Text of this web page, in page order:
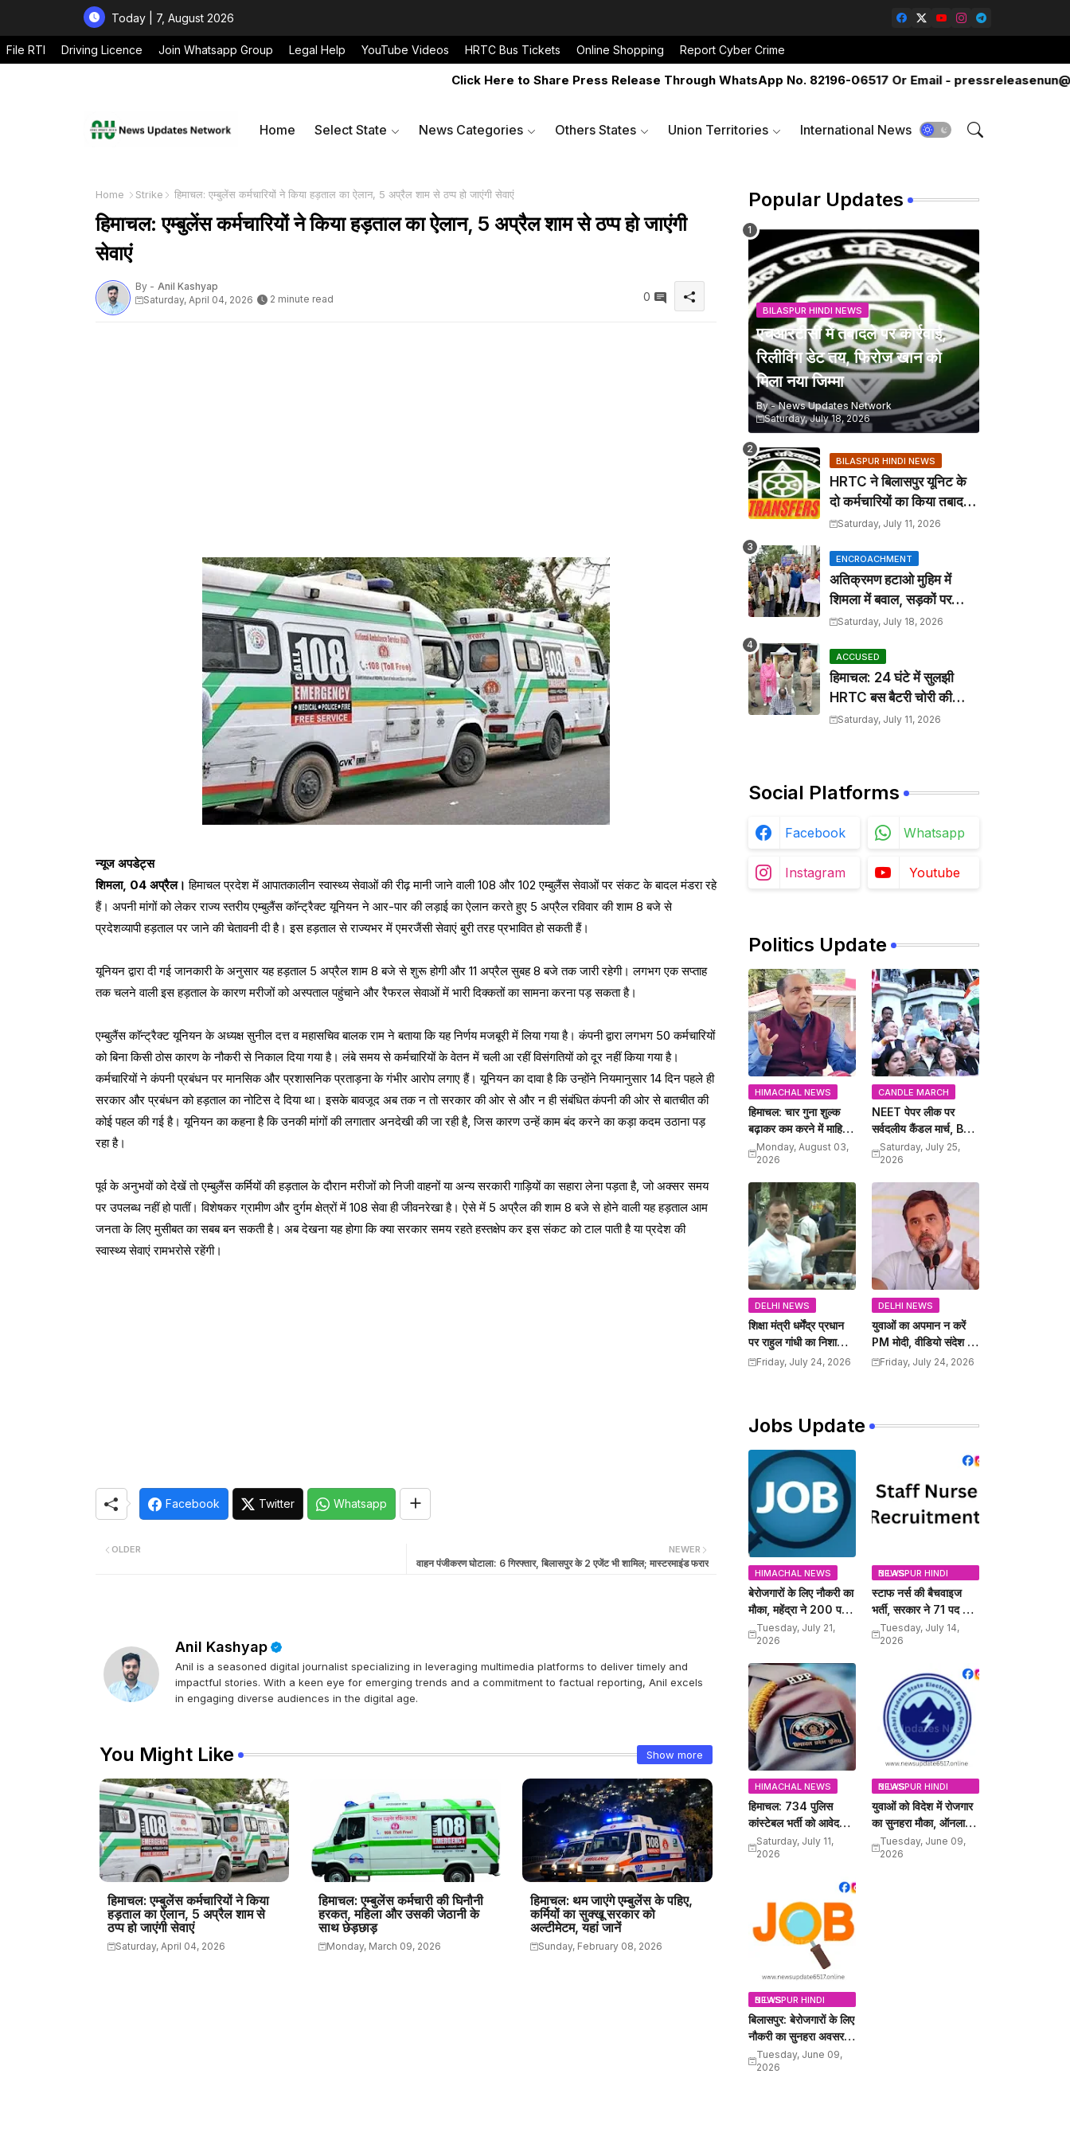
Today | 7, August 2026
File RTI Driving Licence Join Whatsapp Group Legal Help YouTube Videos HRTC Bus Tickets Online Shopping Report Cyber Crime
Click Here to Share Press Release Through WhatsApp No. 82196-06517 Or Email -
Home Select State News Categories Others States Union Territories International News
Home Strike हिमाचल: एम्बुलेंस कर्मचारियों ने किया हड़ताल का ऐलान, 5 अप्रैल शाम से ठप्प हो जाएंगी सेवाएं
हिमाचल: एम्बुलेंस कर्मचारियों ने किया हड़ताल का ऐलान, 5 अप्रैल शाम से ठप्प हो जाएंगी
सेवाएं
By - Anil Kashyap
Saturday, April 04, 2026
2 minute read 0
न्यूज अपडेट्स
शिमला, 04 अप्रैल।हिमाचल प्रदेश में आपातकालीन स्वास्थ्य सेवाओं की रीढ़ मानी जाने वाली 108 और 102 एम्बुलैंस सेवाओं पर संकट के बादल मंडरा रहे
हैं। अपनी मांगों को लेकर राज्य स्तरीय एम्बुलैंस काॅन्ट्रैक्ट यूनियन ने आर-पार की लड़ाई का ऐलान करते हुए 5 अप्रैल रविवार की शाम 8 बजे से
प्रदेशव्यापी हड़ताल पर जाने की चेतावनी दी है। इस हड़ताल से राज्यभर में एमरजैंसी सेवाएं बुरी तरह प्रभावित हो सकती हैं।
यूनियन द्वारा दी गई जानकारी के अनुसार यह हड़ताल 5 अप्रैल शाम 8 बजे से शुरू होगी और 11 अप्रैल सुबह 8 बजे तक जारी रहेगी। लगभग एक सप्ताह
तक चलने वाली इस हड़ताल के कारण मरीजों को अस्पताल पहुंचाने और रैफरल सेवाओं में भारी दिक्कतों का सामना करना पड़ सकता है।
एम्बुलैंस काॅन्ट्रैक्ट यूनियन के अध्यक्ष सुनील दत्त व महासचिव बालक राम ने बताया कि यह निर्णय मजबूरी में लिया गया है। कंपनी द्वारा लगभग 50 कर्मचारियों
को बिना किसी ठोस कारण के नौकरी से निकाल दिया गया है। लंबे समय से कर्मचारियों के वेतन में चली आ रहीं विसंगतियों को दूर नहीं किया गया है।
कर्मचारियों ने कंपनी प्रबंधन पर मानसिक और प्रशासनिक प्रताड़ना के गंभीर आरोप लगाए हैं। यूनियन का दावा है कि उन्होंने नियमानुसार 14 दिन पहले ही
सरकार और प्रबंधन को हड़ताल का नोटिस दे दिया था। इसके बावजूद अब तक न तो सरकार की ओर से और न ही संबंधित कंपनी की ओर से बातचीत की
कोई पहल की गई है। यूनियन का कहना है कि उनकी मांगों की लगातार अनदेखी की जा रही है, जिस कारण उन्हें काम बंद करने का कड़ा कदम उठाना पड़
रहा है।
पूर्व के अनुभवों को देखें तो एम्बुलैंस कर्मियों की हड़ताल के दौरान मरीजों को निजी वाहनों या अन्य सरकारी गाड़ियों का सहारा लेना पड़ता है, जो अक्सर समय
पर उपलब्ध नहीं हो पातीं। विशेषकर ग्रामीण और दुर्गम क्षेत्रों में 108 सेवा ही जीवनरेखा है। ऐसे में 5 अप्रैल की शाम 8 बजे से होने वाली यह हड़ताल आम
जनता के लिए मुसीबत का सबब बन सकती है। अब देखना यह होगा कि क्या सरकार समय रहते हस्तक्षेप कर इस संकट को टाल पाती है या प्रदेश की
स्वास्थ्य सेवाएं रामभरोसे रहेंगी।
Facebook Twitter Whatsapp
NEWER
वाहन पंजीकरण घोटाला: 6 गिरफ्तार, बिलासपुर के 2 एजेंट भी शामिल; मास्टरमाइंड फरार
OLDER
Anil Kashyap
Anil is a seasoned digital journalist specializing in leveraging multimedia platforms to deliver timely and
impactful stories. With a keen eye for emerging trends and a commitment to factual reporting, Anil excels
in engaging diverse audiences in the digital age.
You Might Like Show more
हिमाचल: एम्बुलेंस कर्मचारियों ने किया
हड़ताल का ऐलान, 5 अप्रैल शाम से
ठप्प हो जाएंगी सेवाएं
Saturday, April 04, 2026
हिमाचल: एम्बुलेंस कर्मचारी की घिनौनी
हरकत, महिला और उसकी जेठानी के
साथ छेड़छाड़
Monday, March 09, 2026
हिमाचल: थम जाएंगे एम्बुलेंस के पहिए,
कर्मियों का सुक्खू सरकार को
अल्टीमेटम, यहां जानें
Sunday, February 08, 2026
Popular Updates
BILASPUR HINDI NEWS
एचआरटीसी में तबादले पर कार्रवाई,
रिलीविंग डेट तय, फिरोज खान को
मिला नया जिम्मा
By - News Updates Network
Saturday, July 18, 2026
BILASPUR HINDI NEWS
HRTC ने बिलासपुर यूनिट के
दो कर्मचारियों का किया तबादला,
कार्यालय आदेश जारी
Saturday, July 11, 2026
ENCROACHMENT
अतिक्रमण हटाओ मुहिम में
शिमला में बवाल, सड़कों पर
कटोरा लेकर उतरे तहबाजारी
Saturday, July 18, 2026
ACCUSED
हिमाचल: 24 घंटे में सुलझी
HRTC बस बैटरी चोरी की
गुत्थी, आरोपी गिरफ्तार
Saturday, July 11, 2026
Social Platforms
Facebook Whatsapp
Instagram Youtube
Politics Update
HIMACHAL NEWS
हिमाचल: चार गुना शुल्क
बढ़ाकर कम करने में माहिर है
प्रदेश के मुख्यमंत्री सुक्खू,
हैरान कर देते है सरकार के
Monday, August 03,
2026
CANDLE MARCH
NEET पेपर लीक पर
सर्वदलीय कैंडल मार्च, BJP
सरकार में होते है पेपर लीक:
सुक्खू
Saturday, July 25,
2026
DELHI NEWS
शिक्षा मंत्री धर्मेंद्र प्रधान
पर राहुल गांधी का निशाना,
PM मोदी अपराधी शिक्षा
Friday, July 24, 2026
DELHI NEWS
युवाओं का अपमान न करें
PM मोदी, वीडियो संदेश पर
राहुल गांधी का पलटवार
Friday, July 24, 2026
Jobs Update
HIMACHAL NEWS
बेरोजगारों के लिए नौकरी का
मौका, महेंद्रा ने 200 पद
किए अधिसूचित, इस दिन
होंगे इंटरव्यू
Tuesday, July 21,
2026
BILASPUR HINDI NEWS
स्टाफ नर्स की बैचवाइज
भर्ती, सरकार ने 71 पद किए
अधिसूचित, यहां जानें अंतिम
तिथि
Tuesday, July 14,
2026
HIMACHAL NEWS
हिमाचल: 734 पुलिस
कांस्टेबल भर्ती को आवेदन
शुरू, 18 से 27 वर्ष तक के
युवाओं को मौका, 12वीं पास
Saturday, July 11,
2026
BILASPUR HINDI NEWS
युवाओं को विदेश में रोजगार
का सुनहरा मौका, ऑनलाइन
करें अप्लाई, इतना मिलेगा
वेतन
Tuesday, June 09,
2026
BILASPUR HINDI NEWS
बिलासपुर: बेरोजगारों के लिए
नौकरी का सुनहरा अवसर,
15 पदों के लिए कैंपस
इंटरव्यू, यहां जानें
Tuesday, June 09,
2026